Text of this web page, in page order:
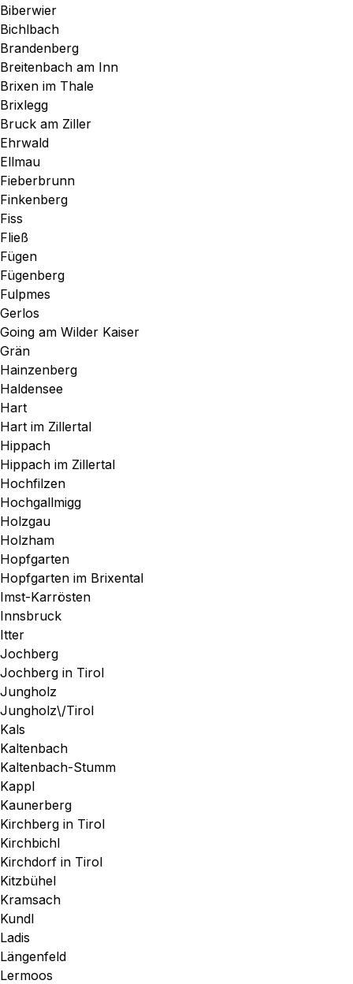
Biberwier
Bichlbach
Brandenberg
Breitenbach am Inn
Brixen im Thale
Brixlegg
Bruck am Ziller
Ehrwald
Ellmau
Fieberbrunn
Finkenberg
Fiss
Fließ
Fügen
Fügenberg
Fulpmes
Gerlos
Going am Wilder Kaiser
Grän
Hainzenberg
Haldensee
Hart
Hart im Zillertal
Hippach
Hippach im Zillertal
Hochfilzen
Hochgallmigg
Holzgau
Holzham
Hopfgarten
Hopfgarten im Brixental
Imst-Karrösten
Innsbruck
Itter
Jochberg
Jochberg in Tirol
Jungholz
Jungholz\/Tirol
Kals
Kaltenbach
Kaltenbach-Stumm
Kappl
Kaunerberg
Kirchberg in Tirol
Kirchbichl
Kirchdorf in Tirol
Kitzbühel
Kramsach
Kundl
Ladis
Längenfeld
Lermoos